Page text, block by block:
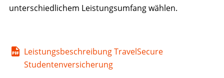
unterschiedlichem Leistungsumfang wählen.
Leistungsbeschreibung TravelSecure
Studentenversicherung